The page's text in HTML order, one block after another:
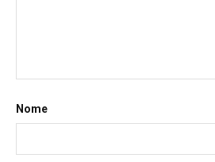
Nome